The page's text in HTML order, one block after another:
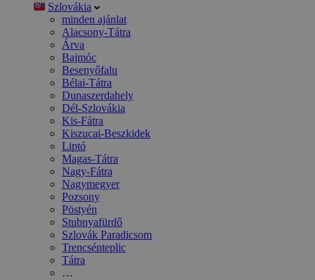
Szlovákia
minden ajánlat
Alacsony-Tátra
Árva
Bajmóc
Besenyőfalu
Bélai-Tátra
Dunaszerdahely
Dél-Szlovákia
Kis-Fátra
Kiszucai-Beszkidek
Liptó
Magas-Tátra
Nagy-Fátra
Nagymegyer
Pozsony
Pöstyén
Stubnyafürdő
Szlovák Paradicsom
Trencsénteplic
Tátra
…